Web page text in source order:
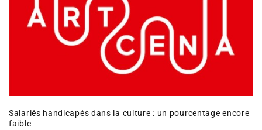
Salariés handicapés dans la culture : un pourcentage encore
faible